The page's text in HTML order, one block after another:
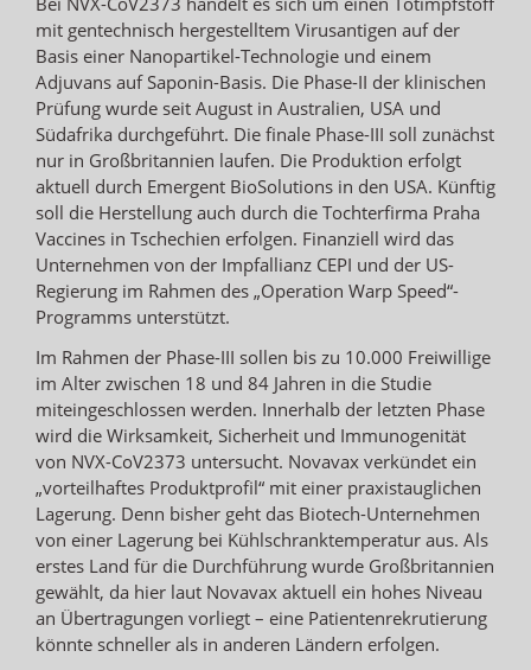
mit gentechnisch hergestelltem Virusantigen auf der
Basis einer Nanopartikel-Technologie und einem
Adjuvans auf Saponin-Basis. Die Phase-II der klinischen
Prüfung wurde seit August in Australien, USA und
Südafrika durchgeführt. Die finale Phase-III soll zunächst
nur in Großbritannien laufen. Die Produktion erfolgt
aktuell durch Emergent BioSolutions in den USA. Künftig
soll die Herstellung auch durch die Tochterfirma Praha
Vaccines in Tschechien erfolgen. Finanziell wird das
Unternehmen von der Impfallianz CEPI und der US-
Regierung im Rahmen des „Operation Warp Speed“-
Programms unterstützt.
Im Rahmen der Phase-III sollen bis zu 10.000 Freiwillige
im Alter zwischen 18 und 84 Jahren in die Studie
miteingeschlossen werden. Innerhalb der letzten Phase
wird die Wirksamkeit, Sicherheit und Immunogenität
von NVX-CoV2373 untersucht. Novavax verkündet ein
„vorteilhaftes Produktprofil“ mit einer praxistauglichen
Lagerung. Denn bisher geht das Biotech-Unternehmen
von einer Lagerung bei Kühlschranktemperatur aus. Als
erstes Land für die Durchführung wurde Großbritannien
gewählt, da hier laut Novavax aktuell ein hohes Niveau
an Übertragungen vorliegt – eine Patientenrekrutierung
könnte schneller als in anderen Ländern erfolgen.